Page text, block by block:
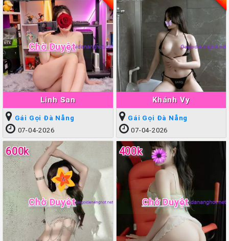
Linh San
Chờ Duyệt
Gái Gọi Đà Nẵng
07-04-2026
Khánh Vy
Gái Gọi Đà Nẵng
07-04-2026
600k
Chờ Duyệt
400k
Chờ Duyệt